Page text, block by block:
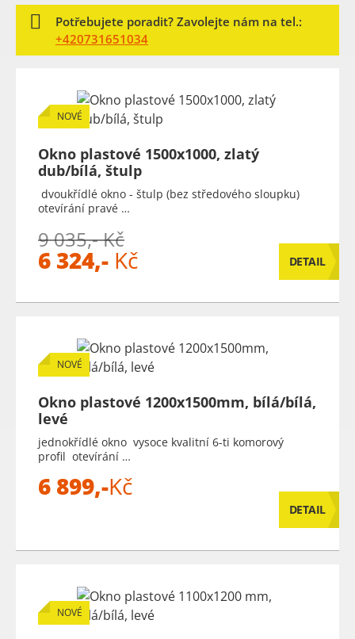
Potřebujete poradit? Zavolejte nám na tel.:
+420731651034
NOVÉ
Okno plastové 1500x1000, zlatý
dub/bílá, štulp
dvoukřídlé okno - štulp (bez středového sloupku)
otevírání pravé …
9 035,- Kč
6 324,- Kč DETAIL
NOVÉ
Okno plastové 1200x1500mm, bílá/bílá,
levé
jednokřídlé okno vysoce kvalitní 6-ti komorový
profil otevírání …
6 899,-Kč
DETAIL
NOVÉ